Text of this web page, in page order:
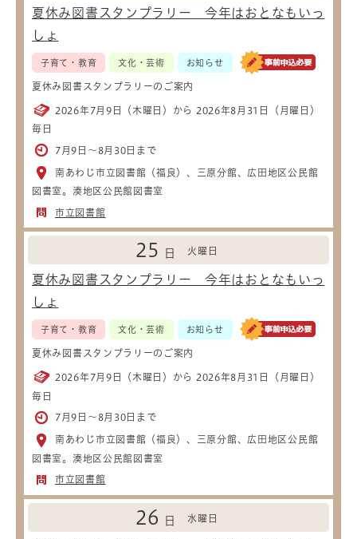
夏休み図書スタンプラリー 今年はおとなもいっ
しょ
子育て・教育 文化・芸術 お知らせ
夏休み図書スタンプラリーのご案内
2026年7月9日（木曜日）から 2026年8月31日（月曜日）
毎日
7月9日～8月30日まで
南あわじ市立図書館（福良）、三原分館、広田地区公民館
図書室。湊地区公民館図書室
市立図書館
25 日 火曜日
夏休み図書スタンプラリー 今年はおとなもいっ
しょ
子育て・教育 文化・芸術 お知らせ
夏休み図書スタンプラリーのご案内
2026年7月9日（木曜日）から 2026年8月31日（月曜日）
毎日
7月9日～8月30日まで
南あわじ市立図書館（福良）、三原分館、広田地区公民館
図書室。湊地区公民館図書室
市立図書館
26 日 水曜日